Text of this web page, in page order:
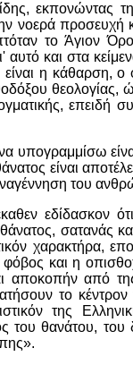
εκπονώντας
νοερά προσευχή
το Άγιον
και στα
η κάθαρση, ο
θεολογίας,
επειδή
υπογραμμίσω
είναι
του
εδίδασκον
σατανάς
χαρακτήρα,
και η
αποκοπήν από
το
της
του θανάτου, του